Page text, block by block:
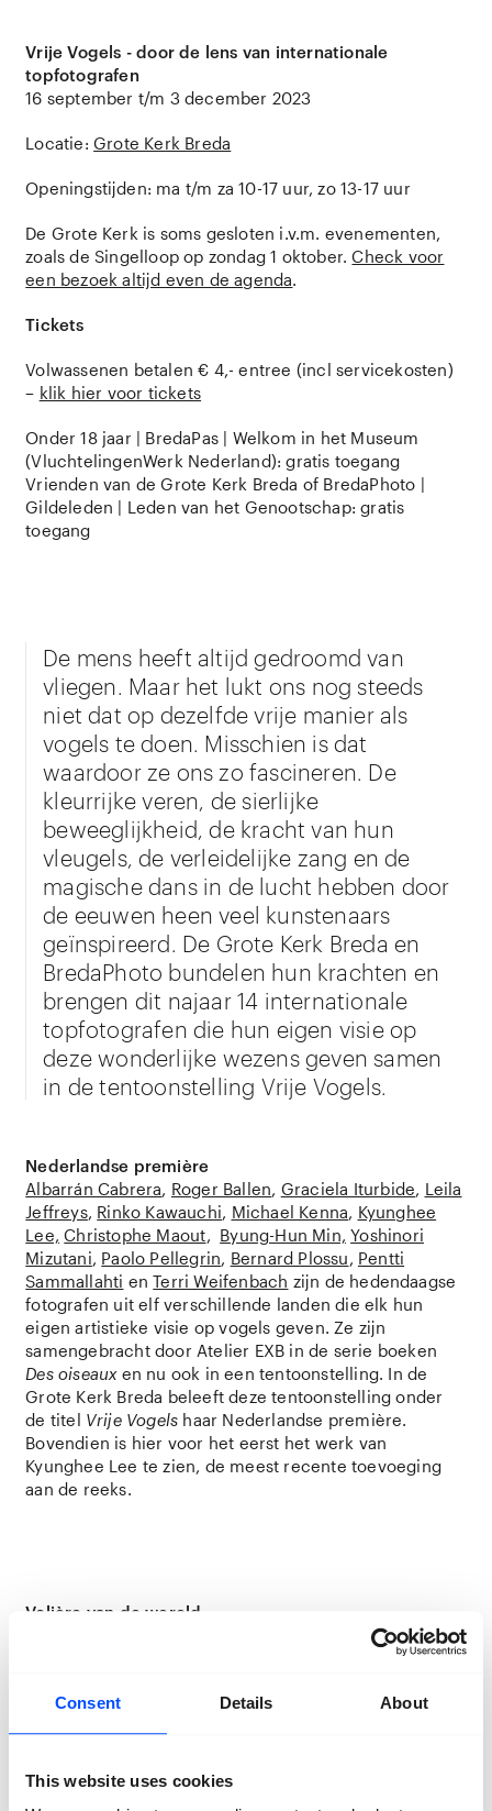
Consent Details About
This website uses cookies
Vrije Vogels - door de lens van internationale
topfotografen
16 september t/m 3 december 2023
Locatie:Grote Kerk Breda
Openingstijden: ma t/m za 10-17 uur, zo 13-17 uur
De Grote Kerk is soms gesloten i.v.m. evenementen,
zoals de Singelloop op zondag 1 oktober.Check voor
een bezoek altijd even de agenda.
Tickets
Volwassenen betalen € 4,- entree (incl servicekosten)
– klik hier voor tickets
Onder 18 jaar | BredaPas | Welkom in het Museum
(VluchtelingenWerk Nederland): gratis toegang
Vrienden van de Grote Kerk Breda of BredaPhoto |
Gildeleden | Leden van het Genootschap: gratis
toegang
De mens heeft altijd gedroomd van
vliegen. Maar het lukt ons nog steeds
niet dat op dezelfde vrije manier als
vogels te doen. Misschien is dat
waardoor ze ons zo fascineren. De
kleurrijke veren, de sierlijke
beweeglijkheid, de kracht van hun
vleugels, de verleidelijke zang en de
magische dans in de lucht hebben door
de eeuwen heen veel kunstenaars
geïnspireerd. De Grote Kerk Breda en
BredaPhoto bundelen hun krachten en
brengen dit najaar 14 internationale
topfotografen die hun eigen visie op
deze wonderlijke wezens geven samen
in de tentoonstelling Vrije Vogels.
Nederlandse première
Albarrán Cabrera, Roger Ballen, Graciela Iturbide, Leila
Jeffreys, Rinko Kawauchi, Michael Kenna, Kyunghee
Lee, Christophe Maout, Byung-Hun Min, Yoshinori
Mizutani, Paolo Pellegrin, Bernard Plossu, Pentti
Sammallahti enTerri Weifenbach zijn de hedendaagse
fotografen uit elf verschillende landen die elk hun
eigen artistieke visie op vogels geven. Ze zijn
samengebracht door Atelier EXB in de serie boeken
Des oiseauxen nu ook in een tentoonstelling. In de
Grote Kerk Breda beleeft deze tentoonstelling onder
de titel Vrije Vogels haar Nederlandse première.
Bovendien is hier voor het eerst het werk van
Kyunghee Lee te zien, de meest recente toevoeging
aan de reeks.
Volière van de wereld
is als een volière van de wereld, van
bekende stadsvogels tot de vogels in verre landen. De
nodigen de bezoeker uit om de vogels te bewonderen
oog in oog in close-up. De foto’s tonen de